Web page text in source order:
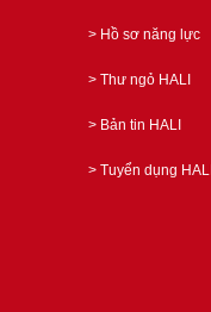
> Hồ sơ năng lực
> Thư ngỏ HALI
> Bản tin HALI
> Tuyển dụng HALI